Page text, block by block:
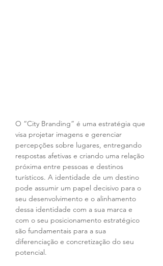
O “City Branding” é uma estratégia que
visa projetar imagens e gerenciar
percepções sobre lugares, entregando
respostas afetivas e criando uma relação
próxima entre pessoas e destinos
turísticos. A identidade de um destino
pode assumir um papel decisivo para o
seu desenvolvimento e o alinhamento
dessa identidade com a sua marca e
com o seu posicionamento estratégico
são fundamentais para a sua
diferenciação e concretização do seu
potencial.